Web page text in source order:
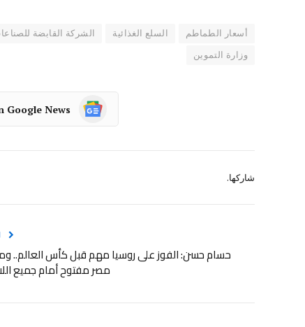
أسعار الطماطم السلع الغذائية الشركة القابضة
وزارة التموين
Google News
شاركها.
حسام حسن: الفوز على روسيا مهم قبل كأس العالم..
مصر مفتوح أمام جميع